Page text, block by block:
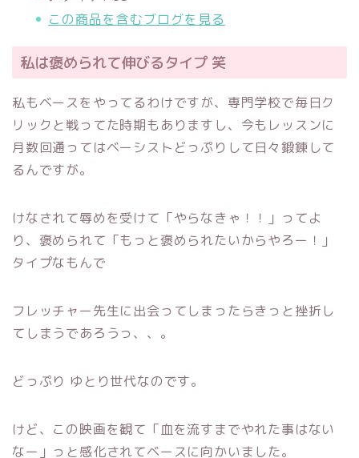
この商品を含むブログを見る
私は褒められて伸びるタイプ 笑
私もベースをやってるわけですが、専門学校で毎日ク
リックと戦ってた時期もありますし、今もレッスンに
月数回通ってはベーシストどっぷりして日々鍛錬して
るんですが。
けなされて辱めを受けて「やらなきゃ！！」ってよ
り、褒められて「もっと褒められたいからやろー！」
タイプなもんで
フレッチャー先生に出会ってしまったらきっと挫折し
てしまうであろうっ、、。
どっぷり ゆとり世代なのです。
けど、この映画を観て「血を流すまでやれた事はない
なー」っと感化されてベースに向かいました。